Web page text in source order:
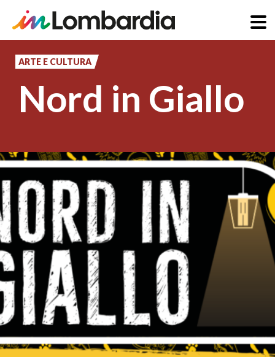
principale
ARTE E CULTURA
Nord in Giallo